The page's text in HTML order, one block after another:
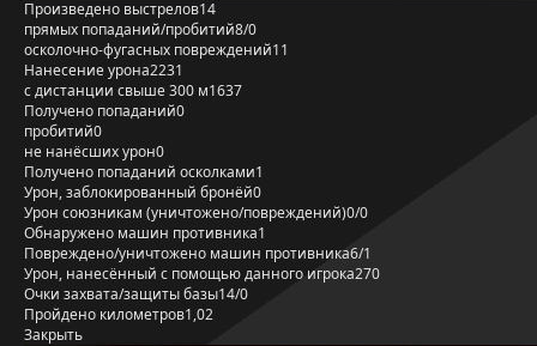
Произведено выстрелов14
прямых попаданий/пробитий8/0
осколочно-фугасных повреждений11
Нанесение урона2231
с дистанции свыше 300 м1637
Получено попаданий0
пробитий0
не нанёсших урон0
Получено попаданий осколками1
Урон, заблокированный бронёй0
Урон союзникам (уничтожено/повреждений)0/0
Обнаружено машин противника1
Повреждено/уничтожено машин противника6/1
Урон, нанесённый с помощью данного игрока270
Очки захвата/защиты базы14/0
Пройдено километров1,02
Закрыть